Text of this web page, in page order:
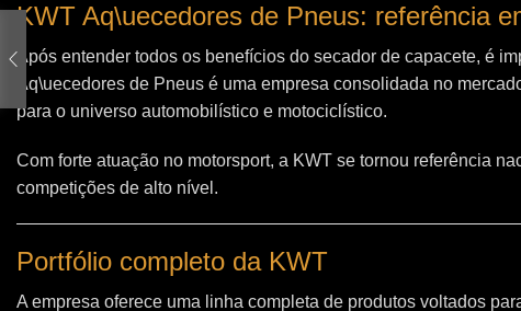
KWT Aq\uecedores de Pneus: referência
Após entender todos os benefícios do secador de capacete, é
Aq\uecedores de Pneus é uma empresa consolidada no
para o universo automobilístico e motociclístico.
Com forte atuação no motorsport, a KWT se tornou referência
competições de alto nível.
Portfólio completo da KWT
A empresa oferece uma linha completa de produtos voltados